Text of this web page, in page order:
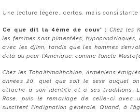
Une lecture légère… certes, mais consistante
Ce que dit la 4ème de couv’ : Chez les
les femmes sont pimentées,
avec les djinn, tandis que les hommes
delà ou pour l’Amérique, comme l’oncle
Chez les Tchakhmakhchian, Arméniens
années 20, quel que soit le sexe auquel
attaché à son identité et à ses traditions.
Rose, puis le remariage de celle-ci avec
suscitent l’indignation générale. Quand, à